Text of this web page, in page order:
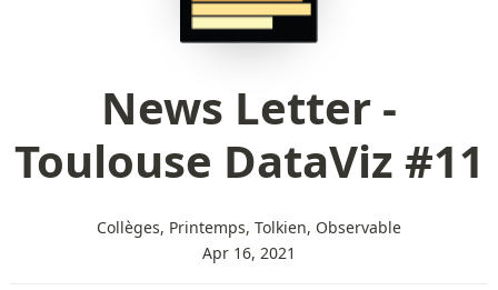
News Letter -
Toulouse DataViz #11
Collèges, Printemps, Tolkien, Observable
Apr 16, 2021